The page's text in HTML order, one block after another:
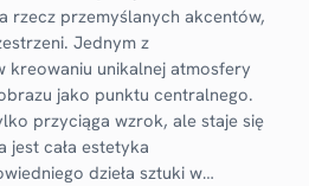
rzecz przemyślanych akcentów,
Jednym z
kreowaniu unikalnej atmosfery
jako punktu centralnego.
przyciąga wzrok, ale staje się
jest cała estetyka
dzieła sztuki w…